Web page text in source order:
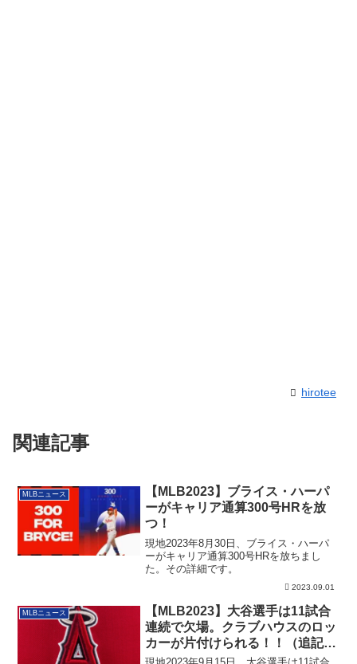
hirotee
関連記事
MLBニュース
【MLB2023】ブライス・ハーパ
ーがキャリア通算300号HRを放
つ！
現地2023年8月30日、ブライス・ハーパ
ーがキャリア通算300号HRを放ちまし
た。その詳細です。
2023.09.01
MLBニュース
【MLB2023】大谷選手は11試合
連続で欠場。クラブハウスのロッ
カーが片付けられる！！（追記：
シャットダウンへ）